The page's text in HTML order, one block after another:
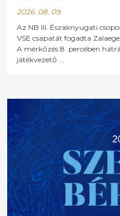
2026. 08. 09.
Az NB III. Északnyugati
VSE csapatát fogadta
A mérkőzés 8. percében
játékvezető ...